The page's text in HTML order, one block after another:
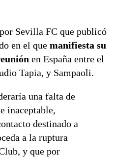
Sevilla FC que publicó
en el que manifiesta su
en España entre el
Tapia, y Sampaoli.
una falta de
inaceptable,
destinado a
a la ruptura
y que por